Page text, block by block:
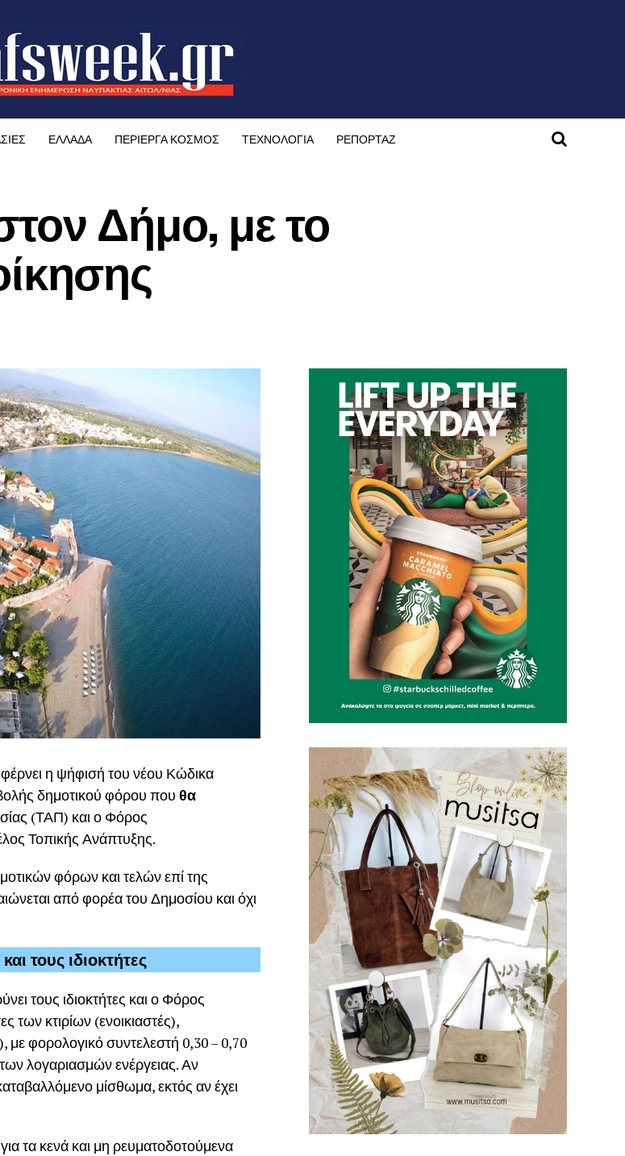
ΕΛΛΑΔΑ ΠΕΡΙΕΡΓΑ ΚΟΣΜΟΣ ΤΕΧΝΟΛΟΓΙΑ ΡΕΠΟΡΤΑΖ
Δήμο, με το
η ψήφισή του νέου Κώδικα
δημοτικού φόρου που θα
(ΤΑΠ) και ο Φόρος
Τοπικής Ανάπτυξης.
φόρων και τελών επί της
από φορέα του Δημοσίου και όχι
τους ιδιοκτήτες
τους ιδιοκτήτες και ο Φόρος
κτιρίων (ενοικιαστές),
με φορολογικό συντελεστή 0,30 – 0,70
λογαριασμών ενέργειας. Αν
μίσθωμα, εκτός αν έχει
τα κενά και μη ρευματοδοτούμενα